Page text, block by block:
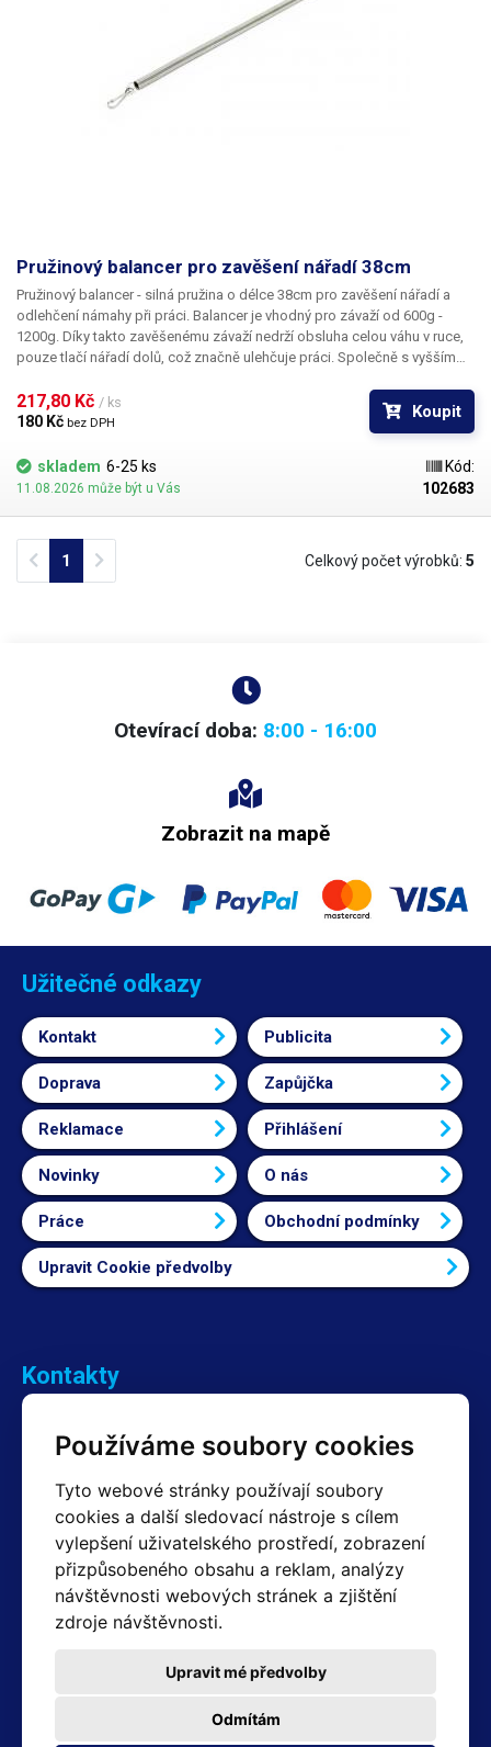
Používáme soubory cookies
Tyto webové stránky používají soubory
cookies a další sledovací nástroje s cílem
vylepšení uživatelského prostředí, zobrazení
přizpůsobeného obsahu a reklam, analýzy
návštěvnosti webových stránek a zjištění
zdroje návštěvnosti.
Odmítám
Upravit mé předvolby
Pružinový balancer pro zavěšení nářadí 38cm
Pružinový balancer - silná pružina o délce 38cm pro zavěšení nářadí a
odlehčení námahy při práci. Balancer je vhodný pro závaží od 600g -
1200g. Díky takto zavěšenému závaží nedrží obsluha celou váhu v ruce,
pouze tlačí nářadí dolů, což značně ulehčuje práci. Společně s vyšším
jelikož díky zavěšení nehrozí pád nářadí na zem, ani jiné poranění
způsobené jeho nevhodným umístěním. Mimo výše zmíněné výhody
nářadí. Na konci pružiny je malá karabinka pro zavěšení nářadí. Vhodné
především pro domácí dílny, montovny, sériové výrobny, opravárenské
52cm 1200g - 58cm 1600g - 77cm Délka pružiny: 34cm / 38cm s očky
Průměr drátu: 0,8mm
217,80 Kč / ks
180 Kč bez DPH
Koupit
skladem 6-25 ks
11.08.2026 může být u Vás
Kód:
102683
Previous
1 Celkový počet výrobků: 5
Otevírací doba: 8:00 - 16:00
Zobrazit na mapě
Užitečné odkazy
Kontakt Publicita
Doprava Zapůjčka
Reklamace Přihlášení
Novinky O nás
Práce Obchodní podmínky
Upravit Cookie předvolby
Kontakty
+420 603 357 606 +420 605 234 204
Fakturační a expediční oddělení
+420 605 259 759 (Po–Pá: 7:30 – 15:00)
Technické oddělení
+420 603 355 085 (Po–Pá: 8:00 – 16:00)
servis@hotair.cz
Platba jen v hotovosti